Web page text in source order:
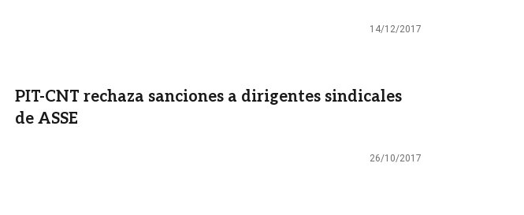
14/12/2017
PIT-CNT rechaza sanciones a dirigentes sindicales
de ASSE
26/10/2017